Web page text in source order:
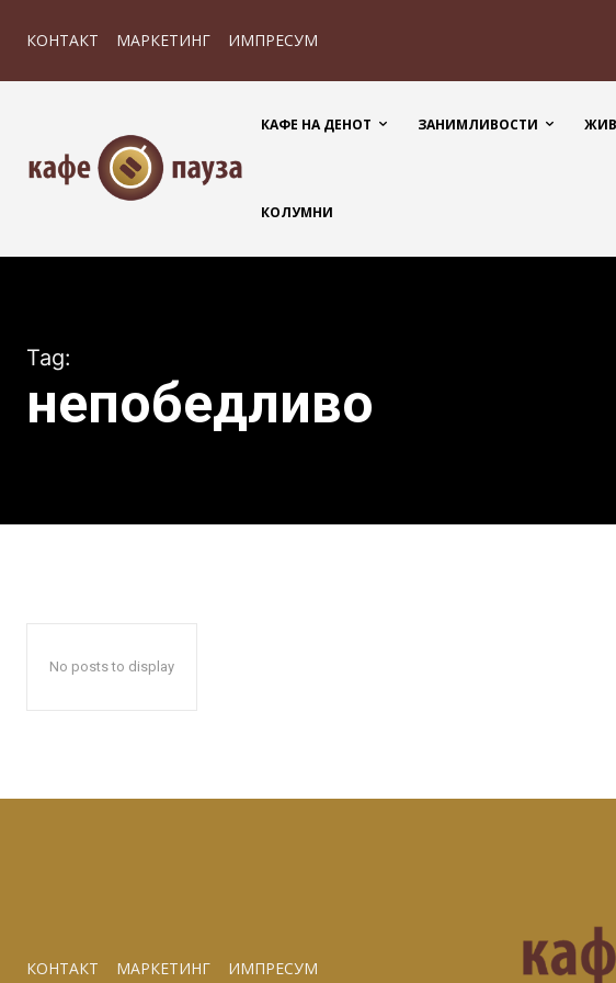
КОНТАКТ МАРКЕТИНГ ИМПРЕСУМ
КАФЕ НА ДЕНОТ ЗАНИМЛИВОСТИ
КОЛУМНИ
Tag:
непобедливо
No posts to display
КОНТАКТ МАРКЕТИНГ ИМПРЕСУМ